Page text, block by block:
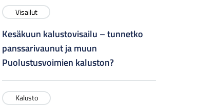
Visailut
Kesäkuun kalustovisailu – tunnetko
panssarivaunut ja muun
Puolustusvoimien kaluston?
Kalusto